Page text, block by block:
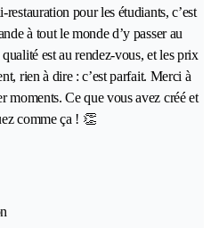
pour les étudiants, c’est
à tout le monde d’y passer au
est au rendez-vous, et les prix
rien à dire : c’est parfait. Merci à
moments. Ce que vous avez créé et
comme ça ! 👏